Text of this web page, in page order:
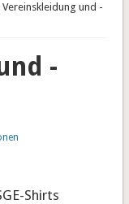
Vereinskleidung und -
-
Shirts